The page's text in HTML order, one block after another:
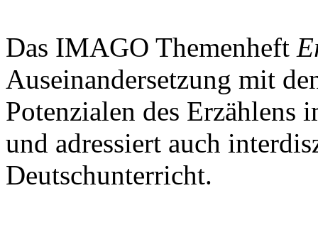
Das IMAGO Themenheft
Auseinandersetzung mit
Potenzialen des Erzählens
und adressiert auch
Deutschunterricht.